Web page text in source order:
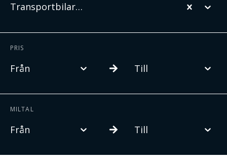
Transportbilar
PRIS
Från Till
MILTAL
Från Till